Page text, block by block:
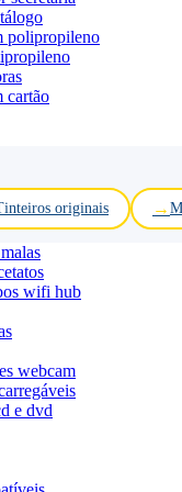
polipropileno
cartão
originais
wifi hub
webcam
e dvd